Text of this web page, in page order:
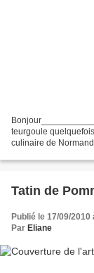
teurgoule
culinaire de
Tatin de
Publié le 17/09/2010
Par Eliane